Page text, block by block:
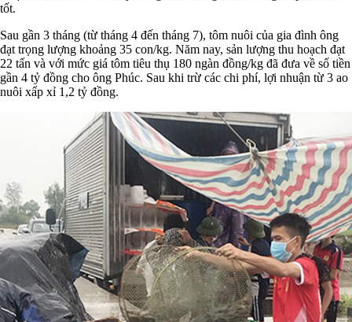
tốt.
Sau gần 3 tháng (từ tháng 4 đến tháng 7), tôm nuôi của gia đình ông
đạt trọng lượng khoảng 35 con/kg. Năm nay, sản lượng thu hoạch đạt
22 tấn và với mức giá tôm tiêu thụ 180 ngàn đồng/kg đã đưa về số tiền
gần 4 tỷ đồng cho ông Phúc. Sau khi trừ các chi phí, lợi nhuận từ 3 ao
nuôi xấp xỉ 1,2 tỷ đồng.